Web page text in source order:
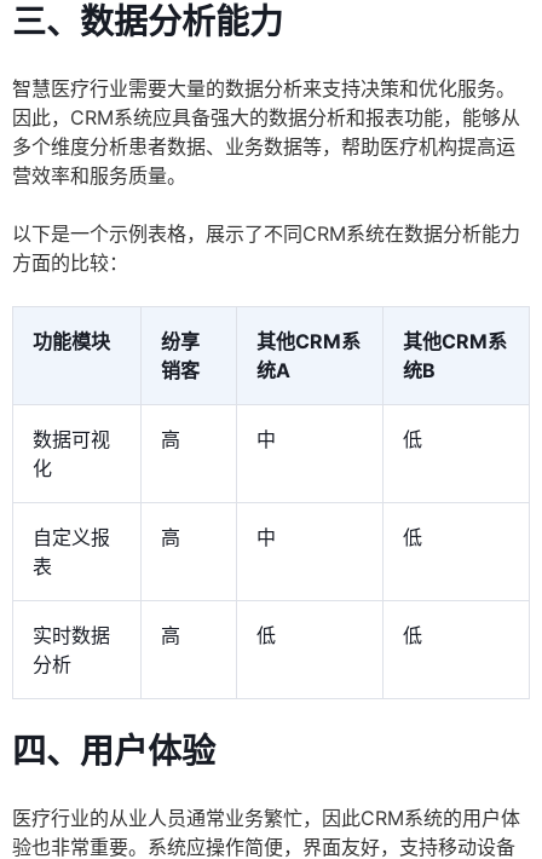
三、数据分析能力
智慧医疗行业需要大量的数据分析来支持决策和优化服务。
因此，CRM系统应具备强大的数据分析和报表功能，能够从
多个维度分析患者数据、业务数据等，帮助医疗机构提高运
营效率和服务质量。
以下是一个示例表格，展示了不同CRM系统在数据分析能力
方面的比较：
功能模块
纷享
销客
其他CRM系
统A
其他CRM系
统B
数据可视
化
高 中 低
自定义报
表
高 中 低
实时数据
分析
高 低 低
四、用户体验
医疗行业的从业人员通常业务繁忙，因此CRM系统的用户体
验也非常重要。系统应操作简便，界面友好，支持移动设备